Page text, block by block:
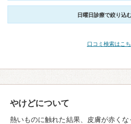
日曜日診療で絞り込
口コミ検索はこ
やけどについて
熱いものに触れた結果、皮膚が赤く